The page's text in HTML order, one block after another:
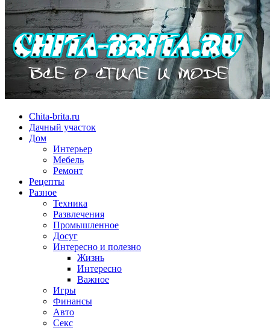
Chita-brita.ru
Дачный участок
Дом
Интерьер
Мебель
Ремонт
Рецепты
Разное
Техника
Развлечения
Промышленное
Досуг
Интересно и полезно
Жизнь
Интересно
Важное
Игры
Финансы
Авто
Секс